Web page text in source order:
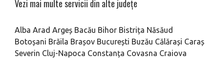
Vezi mai multe servicii din alte județe
Alba Arad Argeș Bacău Bihor Bistrița Năsăud
Botoșani Brăila Brașov București Buzău Călărași Caraș
Severin Cluj-Napoca Constanța Covasna Craiova